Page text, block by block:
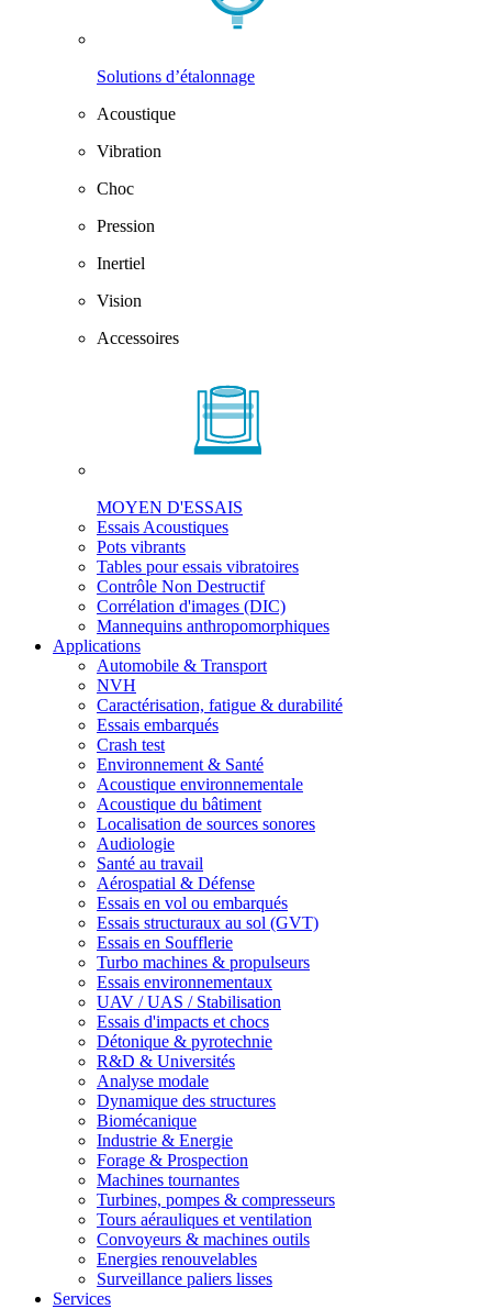
Solutions d’étalonnage
Acoustique
Vibration
Choc
Pression
Inertiel
Vision
Accessoires
MOYEN D'ESSAIS
Essais Acoustiques
Pots vibrants
Tables pour essais vibratoires
Contrôle Non Destructif
Corrélation d'images (DIC)
Mannequins anthropomorphiques
Applications
Automobile & Transport
NVH
Caractérisation, fatigue & durabilité
Essais embarqués
Crash test
Environnement & Santé
Acoustique environnementale
Acoustique du bâtiment
Localisation de sources sonores
Audiologie
Santé au travail
Aérospatial & Défense
Essais en vol ou embarqués
Essais structuraux au sol (GVT)
Essais en Soufflerie
Turbo machines & propulseurs
Essais environnementaux
UAV / UAS / Stabilisation
Essais d'impacts et chocs
Détonique & pyrotechnie
R&D & Universités
Analyse modale
Dynamique des structures
Biomécanique
Industrie & Energie
Forage & Prospection
Machines tournantes
Turbines, pompes & compresseurs
Tours aérauliques et ventilation
Convoyeurs & machines outils
Energies renouvelables
Surveillance paliers lisses
Services